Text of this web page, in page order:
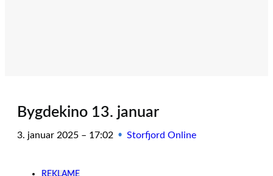
Bygdekino 13. januar
3. januar 2025 – 17:02 • Storfjord Online
REKLAME